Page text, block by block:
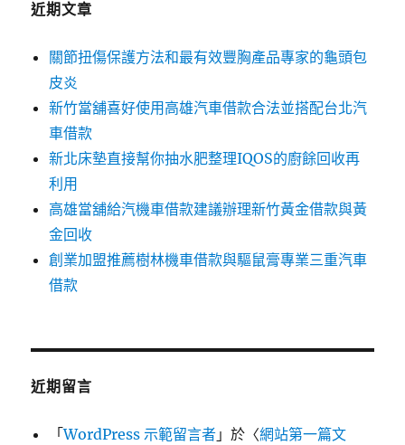
近期文章
關節扭傷保護方法和最有效豐胸產品專家的龜頭包
皮炎
新竹當舖喜好使用高雄汽車借款合法並搭配台北汽
車借款
新北床墊直接幫你抽水肥整理IQOS的廚餘回收再
利用
高雄當舖給汽機車借款建議辦理新竹黃金借款與黃
金回收
創業加盟推薦樹林機車借款與驅鼠膏專業三重汽車
借款
近期留言
「WordPress 示範留言者 」於〈網站第一篇文